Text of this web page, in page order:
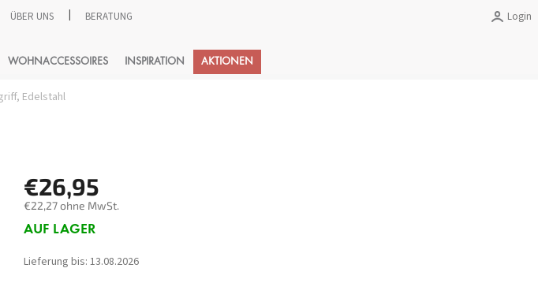
ÜBER UNS BERATUNG Login
Warenkorb
WOHNACCESSOIRES INSPIRATION AKTIONEN
Edelstahl
€26,95
€22,27 ohne MwSt.
Verkaufspreis:
AUF LAGER
Lieferung bis: 13.08.2026